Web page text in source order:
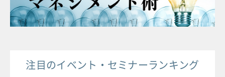
注目のイベント・セミナーランキング